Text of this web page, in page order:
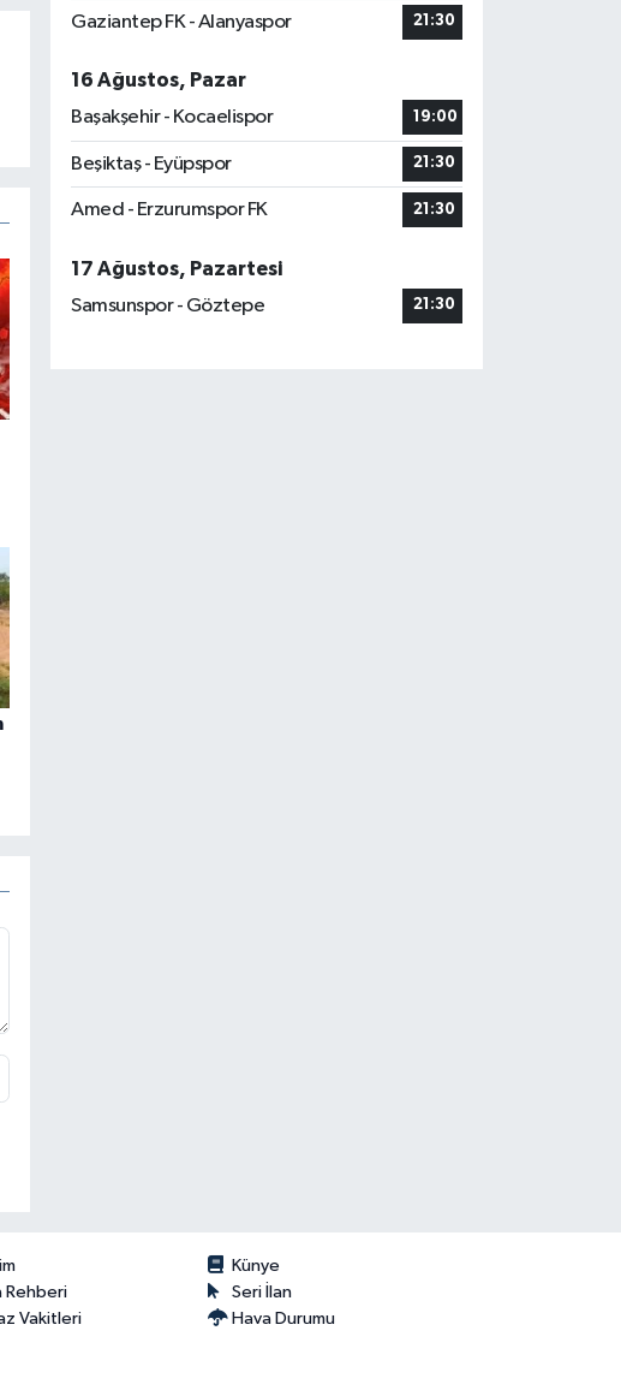
Gaziantep FK - Alanyaspor 21:30
16 Ağustos, Pazar
Başakşehir - Kocaelispor
19:00
Beşiktaş - Eyüpspor 21:30
Amed - Erzurumspor FK 21:30
17 Ağustos, Pazartesi
Samsunspor - Göztepe
21:30
Künye
Rehberi
Seri İlan
Vakitleri
Hava Durumu